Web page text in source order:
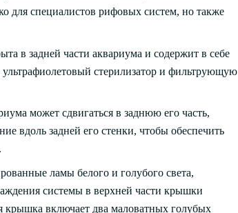
для специалистов рифовых систем, но также
в задней части аквариума и содержит в себе
стерилизатор и фильтрующую
может сдвигаться в заднюю его часть,
вдоль задней его стенки, чтобы обеспечить
ламы белого и голубого света,
системы в верхней части крышки
включает два маловатных голубых